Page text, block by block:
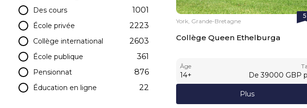
Des cours 1001
École privée 2223
Collège international 2603
École publique 361
Pensionnat 876
Éducation en ligne 22
5
York, Grande-Bretagne
Collège Queen Ethelburga
Âge
14+ De 39000 GBP
Plus